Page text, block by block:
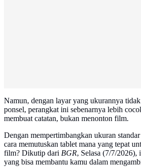
Namun, dengan layar yang ukurannya
ponsel, perangkat ini sebenarnya lebih
membuat catatan, bukan menonton film.
Dengan mempertimbangkan ukuran
cara memutuskan tablet mana yang tepat
film? Dikutip dari BGR, Selasa (7/7/2026),
yang bisa membantu kamu dalam